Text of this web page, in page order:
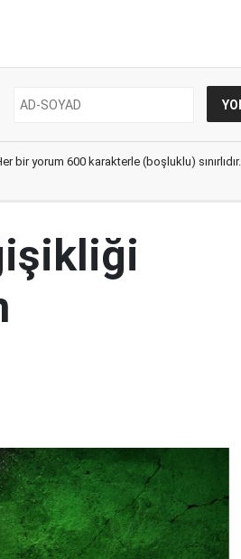
bir yorum 600 karakterle (boşluklu) sınırlıdır.